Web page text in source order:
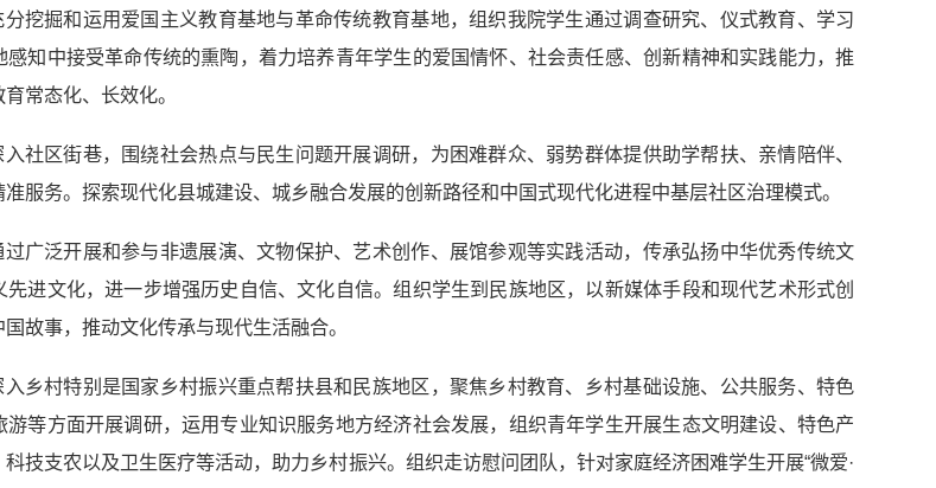
挖掘和运用爱国主义教育基地与革命传统教育基地，组织我院学生通过调查研究、仪式教育、学习
知中接受革命传统的熏陶，着力培养青年学生的爱国情怀、社会责任感、创新精神和实践能力，推
常态化、长效化。
社区街巷，围绕社会热点与民生问题开展调研，为困难群众、弱势群体提供助学帮扶、亲情陪伴、
服务。探索现代化县城建设、城乡融合发展的创新路径和中国式现代化进程中基层社区治理模式。
广泛开展和参与非遗展演、文物保护、艺术创作、展馆参观等实践活动，传承弘扬中华优秀传统文
先进文化，进一步增强历史自信、文化自信。组织学生到民族地区，以新媒体手段和现代艺术形式创
故事，推动文化传承与现代生活融合。
乡村特别是国家乡村振兴重点帮扶县和民族地区，聚焦乡村教育、乡村基础设施、公共服务、特色
游等方面开展调研，运用专业知识服务地方经济社会发展，组织青年学生开展生态文明建设、特色产
技支农以及卫生医疗等活动，助力乡村振兴。组织走访慰问团队，针对家庭经济困难学生开展“微爱·